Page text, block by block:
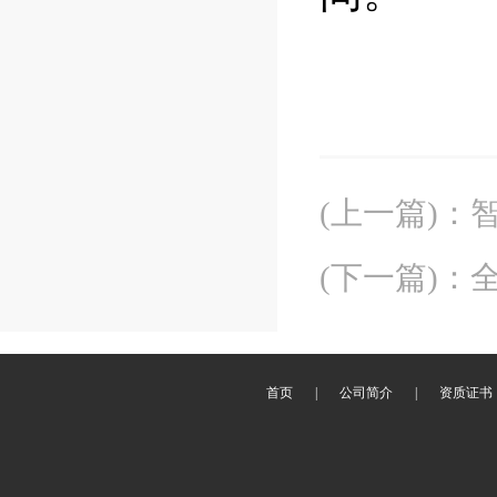
(上一篇) ：
(下一篇) ：
首页 公司简介 资质证书